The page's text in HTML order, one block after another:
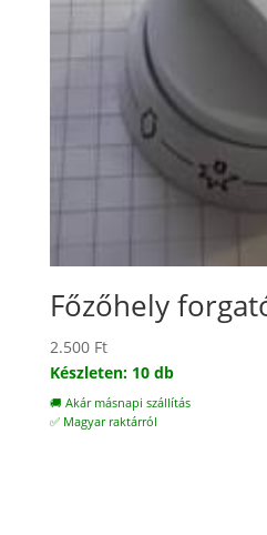
Főzőhely
2.500 Ft
Készleten: 10 db
🚚 Akár másnapi szállítás
✅ Magyar raktárról